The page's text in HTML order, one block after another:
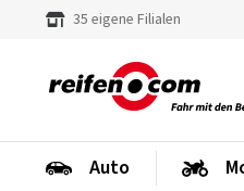
35 eigene Filialen
Auto